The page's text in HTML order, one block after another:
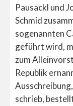
Pausackl und
Schmid
sogenannten
geführt wird,
zum
Republik
schrieb,